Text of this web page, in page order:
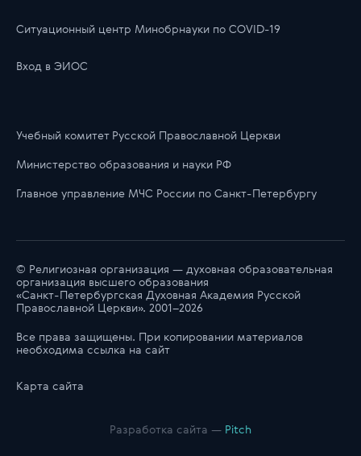
Ситуационный центр Минобрнауки по COVID-19
Вход в ЭИОС
Учебный комитет Русской Православной Церкви
Министерство образования и науки РФ
Главноe управлениe МЧС России по Санкт-Петербургу
© Религиозная организация — духовная образовательная
организация высшего образования
«Санкт-Петербургская Духовная Академия Русской
Православной Церкви». 2001–2026
Все права защищены. При копировании материалов
необходима ссылка на сайт
Карта сайта
Разработка сайта — Pitch